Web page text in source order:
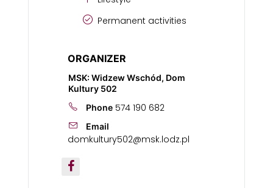
Permanent activities
ORGANIZER
MSK: Widzew Wschód, Dom
Kultury 502
Phone 574 190 682
Email
domkultury502@msk.lodz.pl